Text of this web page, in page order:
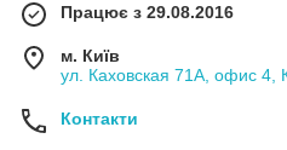
Працює з 29.08.2016
м. Київ
ул. Каховская 71А, офис 4,
Контакти